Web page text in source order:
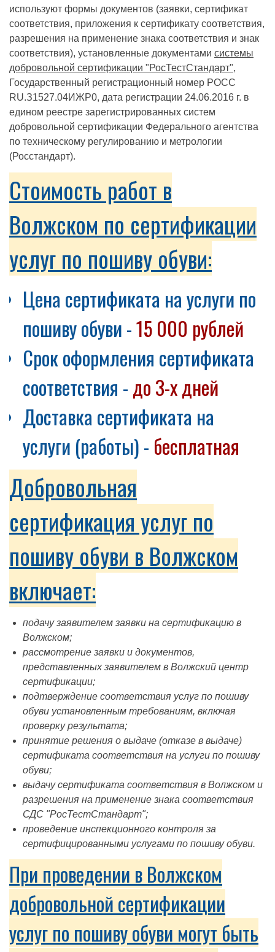
используют формы документов (заявки, сертификат
соответствия, приложения к сертификату соответствия,
разрешения на применение знака соответствия и знак
соответствия), установленные документами системы
добровольной сертификации "РосТестСтандарт",
Государственный регистрационный номер РОСС
RU.З1527.04ИЖР0, дата регистрации 24.06.2016 г. в
едином реестре зарегистрированных систем
добровольной сертификации Федерального агентства
по техническому регулированию и метрологии
(Росстандарт).
Стоимость работ в
Волжском по сертификации
услуг по пошиву обуви:
Цена сертификата на услуги по
пошиву обуви -15 000 рублей
Срок оформления сертификата
соответствия -до 3-х дней
Доставка сертификата на
услуги (работы) - бесплатная
Добровольная
сертификация услуг по
пошиву обуви в Волжском
включает:
подачу заявителем заявки на сертификацию в
Волжском;
рассмотрение заявки и документов,
представленных заявителем в Волжский центр
сертификации;
подтверждение соответствия услуг по пошиву
обуви установленным требованиям, включая
проверку результата;
принятие решения о выдаче (отказе в выдаче)
сертификата соответствия на услуги по пошиву
обуви;
выдачу сертификата соответствия в Волжском и
разрешения на применение знака соответствия
СДС "РосТестСтандарт";
проведение инспекционного контроля за
сертифицированными услугами по пошиву обуви.
При проведении в Волжском
добровольной сертификации
услуг по пошиву обуви могут быть